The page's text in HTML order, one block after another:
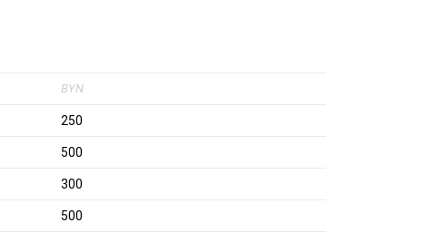
BYN
250
500
300
500